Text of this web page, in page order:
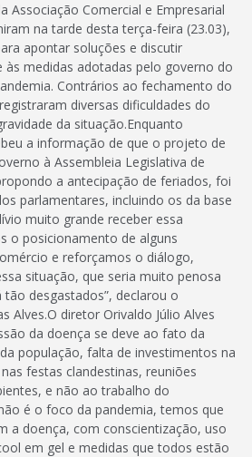
Associação Comercial e Empresarial
na tarde desta terça-feira (23.03),
apontar soluções e discutir
medidas adotadas pelo governo do
Contrários ao fechamento do
diversas dificuldades do
da situação.Enquanto
a informação de que o projeto de
à Assembleia Legislativa de
a antecipação de feriados, foi
parlamentares, incluindo os da base
muito grande receber essa
o posicionamento de alguns
e reforçamos o diálogo,
situação, que seria muito penosa
desgastados”, declarou o
Alves.O diretor Orivaldo Júlio Alves
da doença se deve ao fato da
população, falta de investimentos na
festas clandestinas, reuniões
e não ao trabalho do
é o foco da pandemia, temos que
a doença, com conscientização, uso
em gel e medidas que todos estão